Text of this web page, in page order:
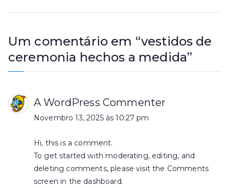
Um comentário em “vestidos de
ceremonia hechos a medida”
A WordPress Commenter
Novembro 13, 2025 às 10:27 pm
Hi, this is a comment.
To get started with moderating, editing, and
deleting comments, please visit the Comments
screen in the dashboard.